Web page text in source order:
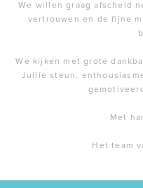
We willen graag afscheid
vertrouwen en de fijne
We kijken met grote
Jullie steun,
Met
Het team